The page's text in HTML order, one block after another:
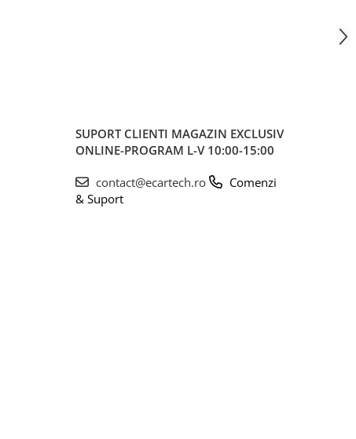
SUPORT CLIENTI MAGAZIN EXCLUSIV
ONLINE-PROGRAM L-V 10:00-15:00
contact@ecartech.ro
Comenzi
& Suport